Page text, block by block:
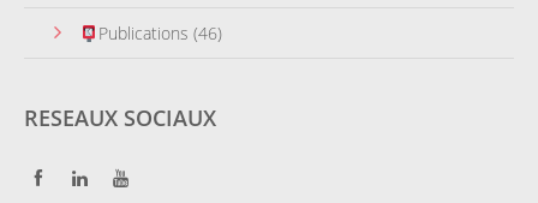
Publications (46)
RESEAUX SOCIAUX